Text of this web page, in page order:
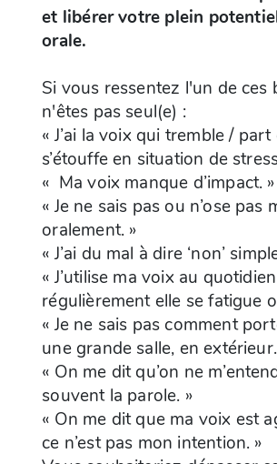
et libérer votre plein
orale.
Si vous ressentez l'un de ces
n'êtes pas seul(e) :
« J’ai la voix qui tremble /
s’étouffe en situation de
« Ma voix manque d’impact. »
« Je ne sais pas ou n’ose pas
oralement. »
« J’ai du mal à dire ‘non’
« J’utilise ma voix au
régulièrement elle se fatigue
« Je ne sais pas comment
une grande salle, en
« On me dit qu’on ne
souvent la parole. »
« On me dit que ma voix est
ce n’est pas mon intention. »